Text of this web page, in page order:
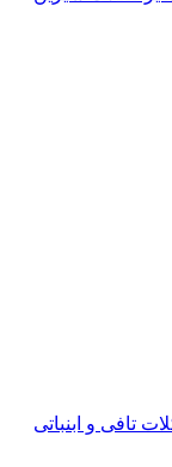
تافی و ابنباتی